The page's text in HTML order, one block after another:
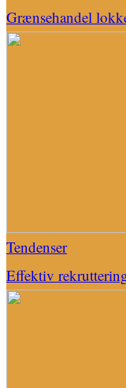
Grænsehandel
Tendenser
Effektiv